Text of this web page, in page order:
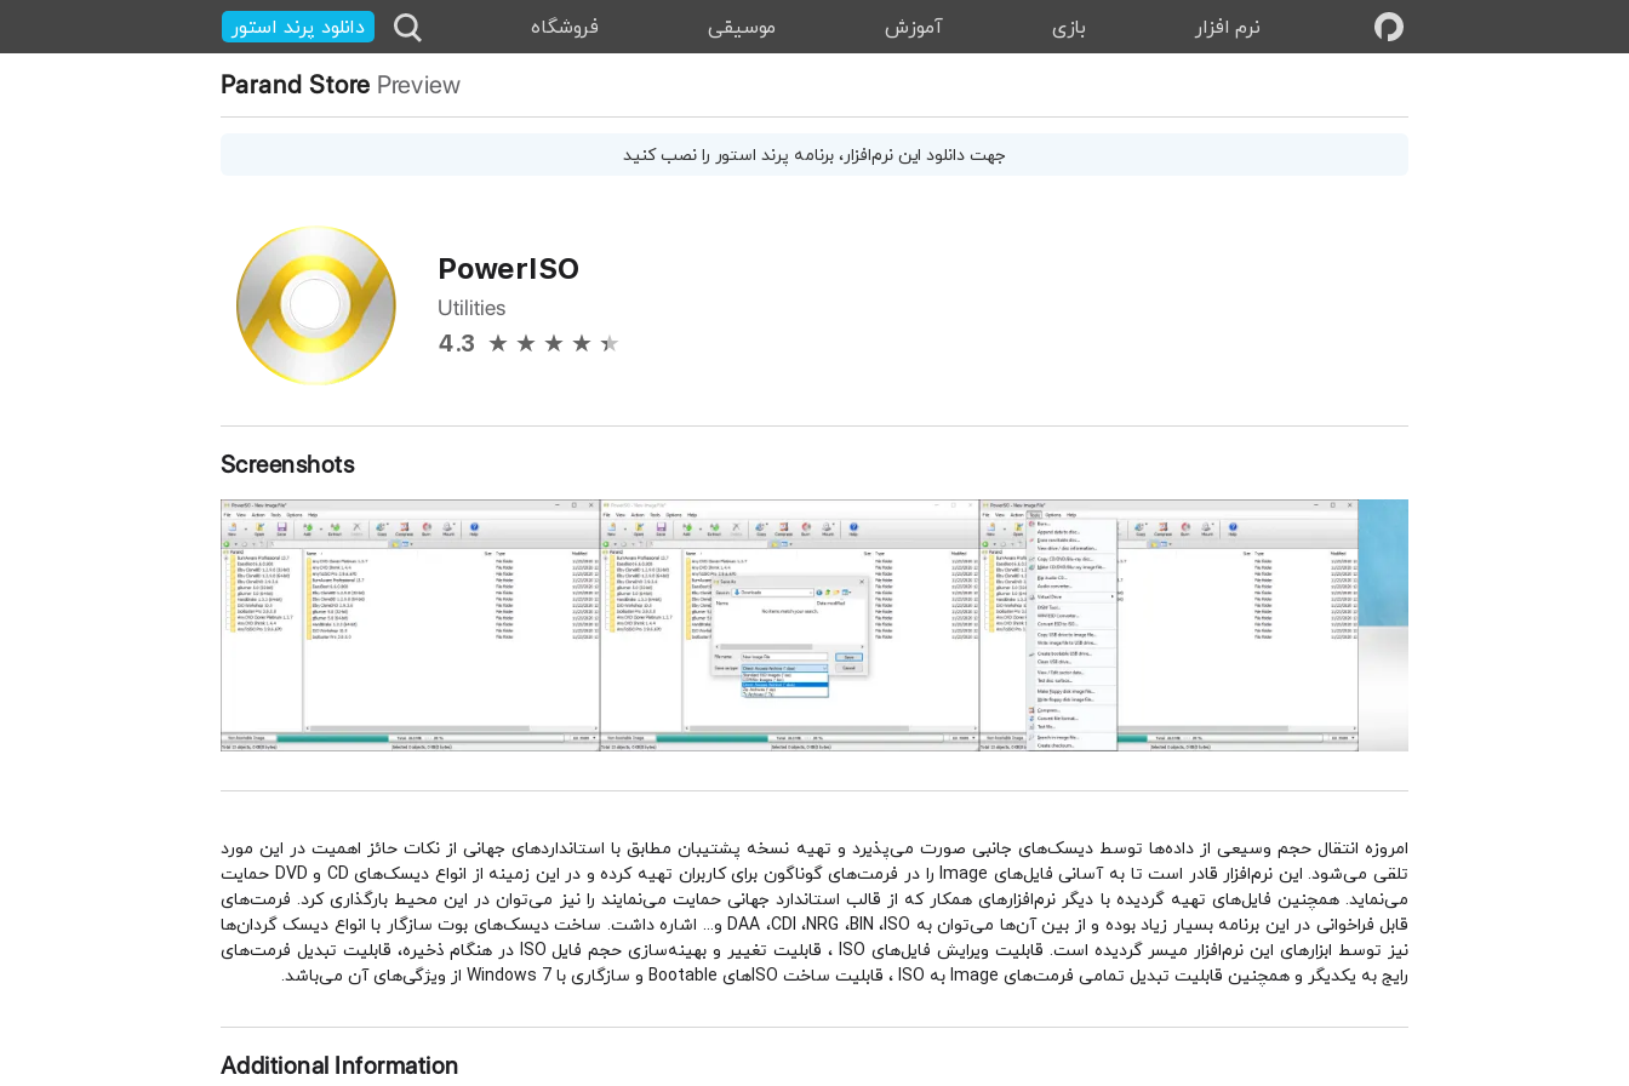
نرم‌ افزار بازی آموزش موسیقی فروشگاه دانلود پرند استور
Parand Store Preview
جهت دانلود ایننرم‌افزار، برنامه پرند استور را نصب کنید
PowerISO
Utilities
4.3
Screenshots
امروزه انتقال حجم وسیعی از داده‌ها توسط دیسک‌های جانبی صورت می‌پذیرد و تهیه نسخه پشتیبان مطابق با استانداردهای جهانی از نكات حائز اهمیت در این مورد
تلقی می‌شود. این نرم‌افزار قادر است تا به آسانی فایل‌های Image را در فرمت‌های گوناگون برای كاربران تهیه كرده و در این زمینه از انواع دیسک‌های CD و DVD حمایت
می‌نماید. همچنین فایل‌های تهیه گردیده با دیگر نرم‌افزارهای همكار كه از قالب استاندارد جهانی حمایت می‌نمایند را نیز می‌توان در این محیط بارگذاری كرد. فرمت‌های
قابل فراخوانی در این برنامه بسیار زیاد بوده و از بین آن‌ها می‌توان به DAA ،CDI ،NRG ،BIN ،ISO و... اشاره داشت. ساخت دیسک‌های بوت سازگار با انواع دیسک گردان‌ها
نیز توسط ابزارهای این نرم‌افزار میسر گردیده است. قابلیت ویرایش فایل‌های ISO ، قابلیت تغییر و بهینه‌سازی حجم فایل ISO در هنگام ذخیره، قابلیت تبدیل فرمت‌های
رایج به یكدیگر و همچنین قابلیت تبدیل تمامی فرمت‌های Image به ISO ، قابلیت ساخت ISO‌های Bootable و سازگاری با Windows 7 از ویژگی‌‌های آن می‌باشد.
Additional Information